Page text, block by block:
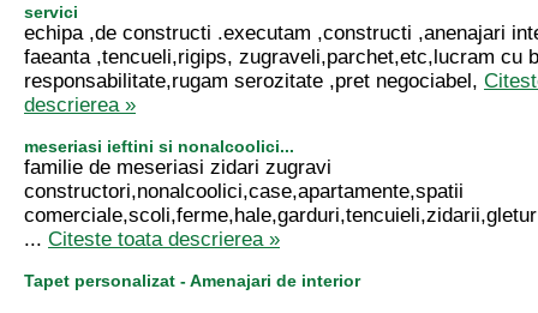
servici
echipa ,de constructi .executam ,constructi ,anenajari
faeanta ,tencueli,rigips, zugraveli,parchet,etc,lucram cu
responsabilitate,rugam serozitate ,pret negociabel,
descrierea »
meseriasi ieftini si nonalcoolici...
familie de meseriasi zidari zugravi
constructori,nonalcoolici,case,apartamente,spatii
... Citeste toata descrierea »
Tapet personalizat - Amenajari de interior